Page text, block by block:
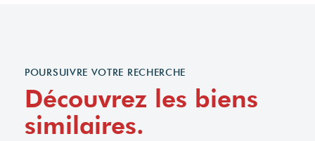
POURSUIVRE VOTRE RECHERCHE
Découvrez les biens
similaires.